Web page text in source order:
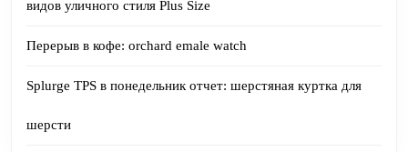
видов уличного стиля Plus Size
Перерыв в кофе: orchard emale watch
Splurge TPS в понедельник отчет: шерстяная куртка для
шерсти